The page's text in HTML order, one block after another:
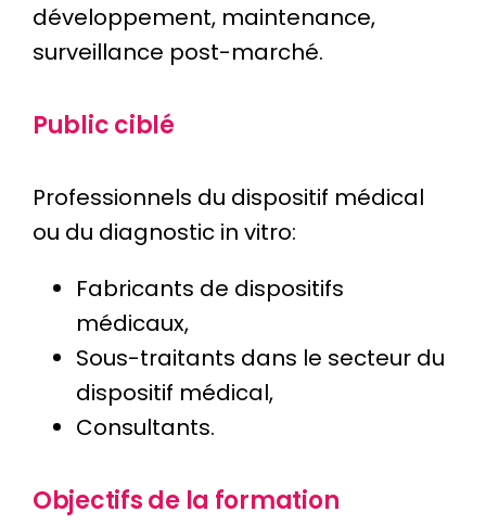
développement, maintenance,
surveillance post-marché.
Public ciblé
Professionnels du dispositif médical
ou du diagnostic in vitro:
Fabricants de dispositifs
médicaux,
Sous-traitants dans le secteur du
dispositif médical,
Consultants.
Objectifs de la formation